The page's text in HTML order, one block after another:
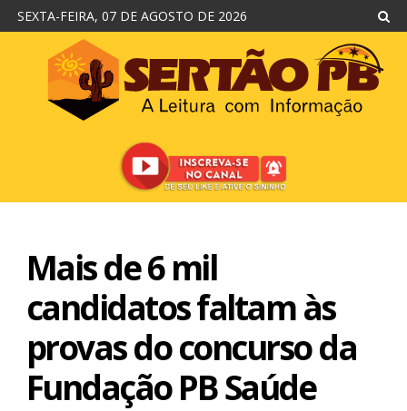
SEXTA-FEIRA, 07 DE AGOSTO DE 2026
Mais de 6 mil
candidatos faltam às
provas do concurso da
Fundação PB Saúde